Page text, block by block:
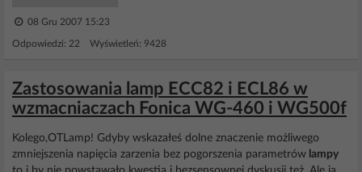
08 Gru 2007 15:23
Odpowiedzi: 22 Wyświetleń: 9428
Zastosowania lamp ECC82 i ECL86 w
wzmacniaczach Fonica WG-460 i WG500f
Kolego,OTLamp! Gdyby wskazałeś dolne znaczenie możliwego
zmniejszenia napięcia zarzenia bez pogorszenia parametrów lampy